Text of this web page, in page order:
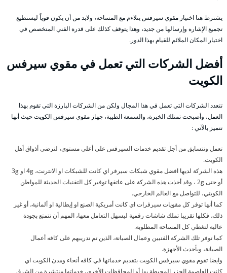
يشترط هنا اختيار مقوي سيرفس يتلاءم مع المساحة، ولابد من أن يكون قوياً ليستطيع
تجميع الإشاره وإرسالها من جديد، وهذا يتوقف كذلك على قدرة الفني المتخصص في
اختيار المكان الملائم للقيام بهذا الدور.
أفضل الشركات التي تعمل في مقوي سيرفس
الكويت
تتعدد الشركات التي تعمل في هذا المجال ولكن من الشركات البارزة التي تقوم بهذا
العمل، وأصبحت تمتلك الخبرة، والسمعة الطيبة، جهاز مقوي سيرفس الكويت حيث أنها
تتميز بالآتي :
تعمل وتتسابق من أجل تقديم خدمات السيرفس على أعلى مستوى، لترضي أذواق أهل
الكويت.
هذه الشركة لديها افضل مقوي شبكات سيرفر اي كانت للشبكات او الانترنت، 4g او 3g
أو حتى 2g ، وقد أخذت هذه الشركة على عاتقها توفير كل التقنيات الحديثة للمواطن
الكويتي، للتواصل مع العالم الخارجي.
كما أنها توفر كل مقويات سيرفرات اي كانت أمريكية الصنع او إيطالية او ألمانية، أو غير
ذلك، فكلها تقريبا تملك شاشات رقمية ليسهل التعامل معها، المهم أن تتمتع بجودة
عالية لتغطي كل المساحة المطلوبة.
كما توفر تلك الشركة الفنيين وعمال الصيانة، الذين تم تدريبهم على كافه أعمال
الصيانة، وبأحدث الأجهزة.
وايضا تقوم مقوي سيرفس الكويت بتقديم خدماتها في كافه أنحاء ومدن الكويت اي